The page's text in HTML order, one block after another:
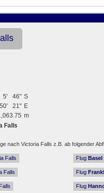
5' 46" S
50' 21" E
m
Falls
nach Victoria Falls z.B. ab folgender
Falls Flug Basel
Falls Flug
Flug